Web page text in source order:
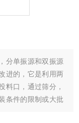
分单振源和双振源
进的，它是利用两
料口，通过筛分，
条件的限制或大批